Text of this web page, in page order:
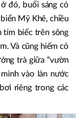
đó, buổi sáng có
Mỹ Khê, chiều
tím biếc trên sông
Và cũng hiếm có
trà giữa “vườn
vào làn nước
riêng trong các